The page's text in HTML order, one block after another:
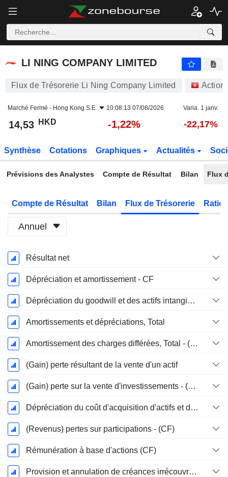
LI NING COMPANY LIMITED
LI NING COMPANY LIMITED
Flux de Trésorerie Li Ning Company Limited
Marché Fermé - Hong Kong S.E. 10:08:13 07/08/2026 Varia. 1 janv.
14,53 HKD -1,22% -22,17%
Synthèse Cotations Graphiques Actualités
Prévisions des Analystes Compte de Résultat Bilan Flux
Compte de Résultat Bilan Flux de Trésorerie
Annuel
Période
Fiscale:
Décembre
Résultat net
Dépréciation et amortissement - CF
Dépréciation du goodwill et des actifs intangibles
Amortissements et dépréciations, Total
Amortissement des charges différées, Total - (CF)
(Gain) perte résultant de la vente d'un actif
(Gain) perte sur la vente d'investissements - (CF)
Dépréciation du coût d'acquisition d'actifs et dépenses de restructuration
(Revenus) pertes sur participations - (CF)
Rémunération à base d'actions (CF)
Provision et annulation de créances irrécouvrables